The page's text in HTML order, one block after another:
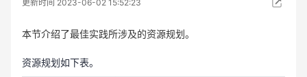
更新时间 2023-06-02 15:52:23
本节介绍了最佳实践所涉及的资源规划。
资源规划如下表。